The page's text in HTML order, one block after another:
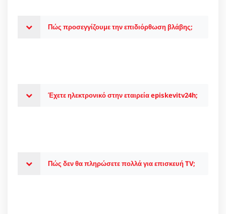
Πώς προσεγγίζουμε την επιδιόρθωση βλάβης;
Έχετε ηλεκτρονικό στην εταιρεία episkevitv24h;
Πώς δεν θα πληρώσετε πολλά για επισκευή TV;